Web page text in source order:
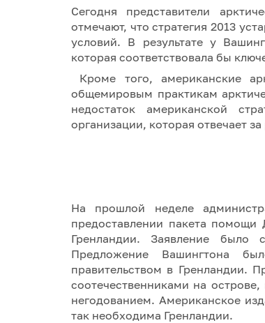
Сегодня представители
отмечают, что стратегия 2013
условий. В результате у
которая соответствовала бы
Кроме того, американские
общемировым практикам
недостаток американской
организации, которая отвечает
На прошлой неделе
предоставлении пакета
Гренландии. Заявление
Предложение Вашингтона
правительством в Гренландии.
соотечественниками на
негодованием. Американское
так необходима Гренландии.